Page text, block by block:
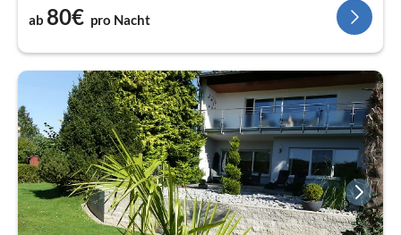
ab 80€ pro Nacht